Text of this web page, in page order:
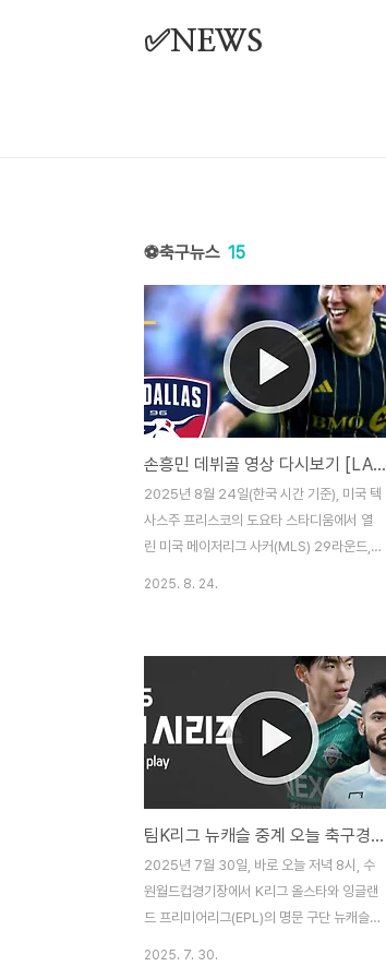
✅NEWS
⚽축구뉴스 15
손흥민 데뷔골 영상 다시보기 [LAFC 댈러스 하이라이트] ✅
2025년 8월 24일(한국 시간 기준), 미국 텍
사스주 프리스코의 도요타 스타디움에서 열
린 미국 메이저리그 사커(MLS) 29라운드,
후 3번째 공식 경기였으며, 그는 전반 6분,
환상적인 프리킥 한 방으로 미국 무대 첫 골
을 기록하며 기량을 증명했습니다. 🎯 전반 6
분, 손흥민의 오른발 프리킥이 골망을 흔들다
경기 시작과 동시에 LAFC는 빠른 템포의 압
박과 전진 패스로 분위기를 끌어올렸고, 전반
6분, 부앙가 선수가 프리킥을 얻어낸 장면에
서 키커로 나선 이는 다름 아닌 손흥민 선수
였습니다. 페널티 박스 왼쪽, 약 25m 지점
에..
2025. 8. 24.
팀K리그 뉴캐슬 중계 오늘 축구경기 ✅
2025년 7월 30일, 바로 오늘 저녁 8시, 수
원월드컵경기장에서 K리그 올스타와 잉글랜
드 프리미어리그(EPL)의 명문 구단 뉴캐슬
2025. 7. 30.